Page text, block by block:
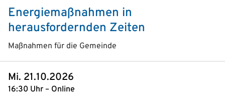
Energiemaßnahmen in
herausfordernden Zeiten
Maßnahmen für die Gemeinde
Mi. 21.10.2026
16:30 Uhr – Online